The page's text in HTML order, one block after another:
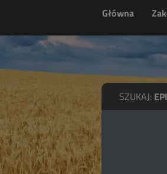
Główna
SZUKAJ: